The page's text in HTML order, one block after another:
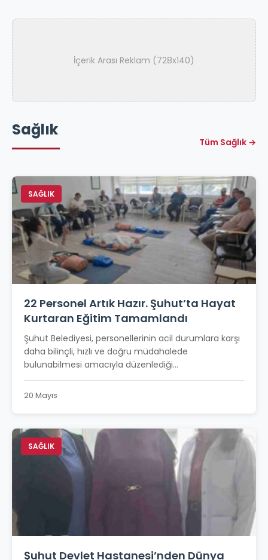
İçerik Arası Reklam (728x140)
Sağlık
Tüm Sağlık →
SAĞLIK
22 Personel Artık Hazır. Şuhut’ta Hayat
Kurtaran Eğitim Tamamlandı
Şuhut Belediyesi, personellerinin acil durumlara karşı
daha bilinçli, hızlı ve doğru müdahalede
bulunabilmesi amacıyla düzenlediği...
20 Mayıs
SAĞLIK
Şuhut Devlet Hastanesi’nden Dünya